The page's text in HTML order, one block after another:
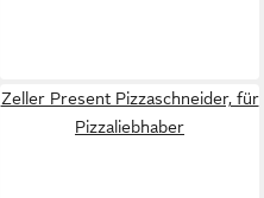
Zeller Present Pizzaschneider, für
Pizzaliebhaber